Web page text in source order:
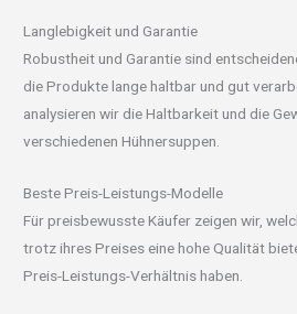
Langlebigkeit und Garantie
Robustheit und Garantie sind
die Produkte lange haltbar und gut
analysieren wir die Haltbarkeit und die
verschiedenen Hühnersuppen.
Beste Preis-Leistungs-Modelle
Für preisbewusste Käufer zeigen wir,
trotz ihres Preises eine hohe Qualität
Preis-Leistungs-Verhältnis haben.